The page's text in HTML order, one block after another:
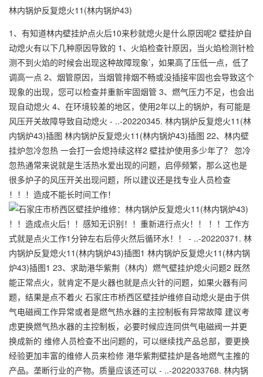
林内锅炉反复熄火11(林内锅炉43)
1、有知道林内壁挂炉点火后10来秒就熄火是什么原因呢2 壁挂炉自
动熄火有以下几种原因导致的 1、火焰检查针原因，当火焰检测针检
测不到火焰的时候会出现这种故障现象’，如果高了压低一点，低了
调高一点 2、烟管原因，当烟管排烟不畅或没插接牢固也会导致这个
现象的出现，您可以检查并重新牢固烟管 3、燃气压力不足，也会出
现自动熄火 4、在环境较差的地区，使用2年以上的锅炉，有可能是
风压开关故障导致自动熄火 - ..-20220345. 林内锅炉反复熄火11(林
内锅炉43)插图 林内锅炉反复熄火11(林内锅炉43)插图 22、林内壁
挂炉忽冷忽热 一会打一会熄持续这样2 壁挂炉使用多少年了？ 忽冷
忽热通常来说就是生活热水爱出现的问题，启停频繁，那么这也是
很多炉子的风压开关出现问题，所以建议还是找专业人员检查
！！！造成不能长时间工作！
！！造成点火后！！感知无识别！！重新进行点火！！ ！！工作方
式就是点火工作1分钟左右后停火然后循环水！！ - ..-20220371. 林
内锅炉反复熄火11(林内锅炉43)插图1 林内锅炉反复熄火11(林内锅
炉43)插图1 23、求助港华紫荆（林内）燃气壁挂炉熄火问题2 既然
能正常点火，就肯定不是火器也就是点火针的问题，如果火器有问
题，结果是点不着火 石家庄市桥西区壁挂炉维修自动熄火是由于供
气电磁阀工作异常或者是燃气热水器的主控制板有异常故障 建议考
虑更换燃气热水器的主控制板，必要时候应连同供气电磁阀一并更
换成新的 维修人员检查不出问题的，可以继续找产品总部，要更换
经验更加丰富的维修人员来检修 港华紫荆壁挂炉是各地燃气主推的
产品。垄断行业的产物。质量应该还可以 - ..-2022033768. 林内锅